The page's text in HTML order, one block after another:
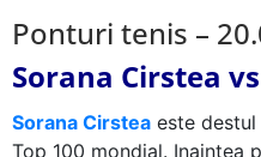
Ponturi tenis –
Sorana Cirstea
Sorana Cirstea este
Top 100 mondial. Inaintea